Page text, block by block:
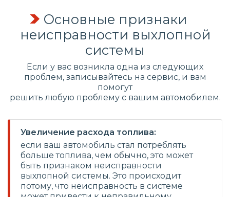
Основные признаки
неисправности выхлопной
системы
Если у вас возникла одна из следующих
проблем, записывайтесь на сервис, и вам
помогут
решить любую проблему с вашим автомобилем.
Увеличение расхода топлива:
если ваш автомобиль стал потреблять
больше топлива, чем обычно, это может
быть признаком неисправности
выхлопной системы. Это происходит
потому, что неисправность в системе